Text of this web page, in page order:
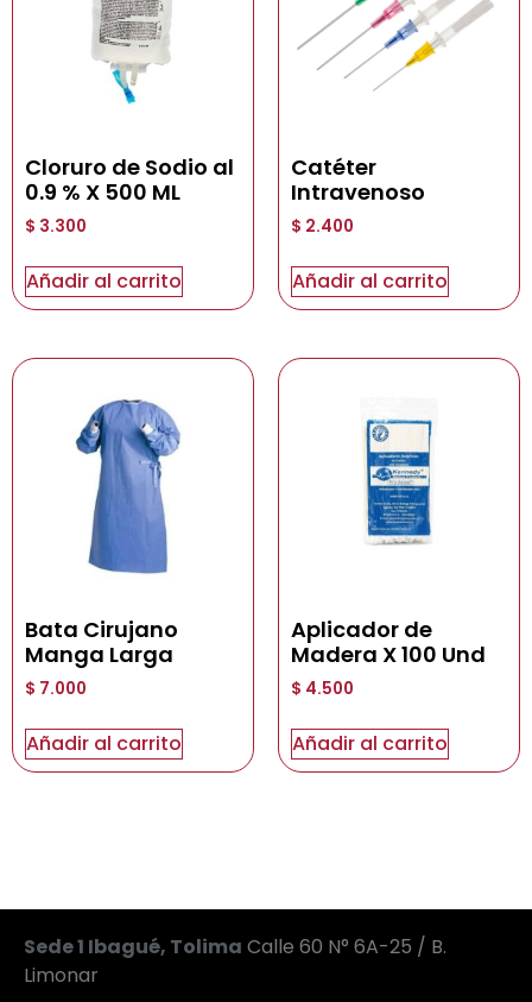
Cloruro de Sodio al
0.9 % X 500 ML
$ 3.300
Añadir al carrito
Catéter
Intravenoso
$ 2.400
Añadir al carrito
Bata Cirujano
Manga Larga
$ 7.000
Añadir al carrito
Aplicador de
Madera X 100 Und
$ 4.500
Añadir al carrito
Sede 1 Ibagué, Tolima Calle 60 N° 6A-25 / B.
Limonar